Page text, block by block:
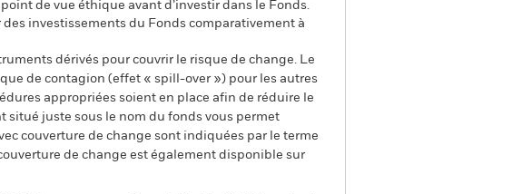
de vue éthique avant d’investir dans le Fonds.
investissements du Fonds comparativement à
dérivés pour couvrir le risque de change. Le
de contagion (effet « spill-over ») pour les autres
appropriées soient en place afin de réduire le
situé juste sous le nom du fonds vous permet
couverture de change sont indiquées par le terme
de change est également disponible sur